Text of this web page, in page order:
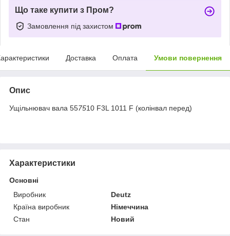
Що таке купити з Пром?
Замовлення під захистом
Доставка Оплата Умови повернення
Опис
Ущільнювач вала 557510 F3L 1011 F (колінвал перед)
Характеристики
Основні
Виробник
Deutz
Країна виробник
Німеччина
Стан
Новий